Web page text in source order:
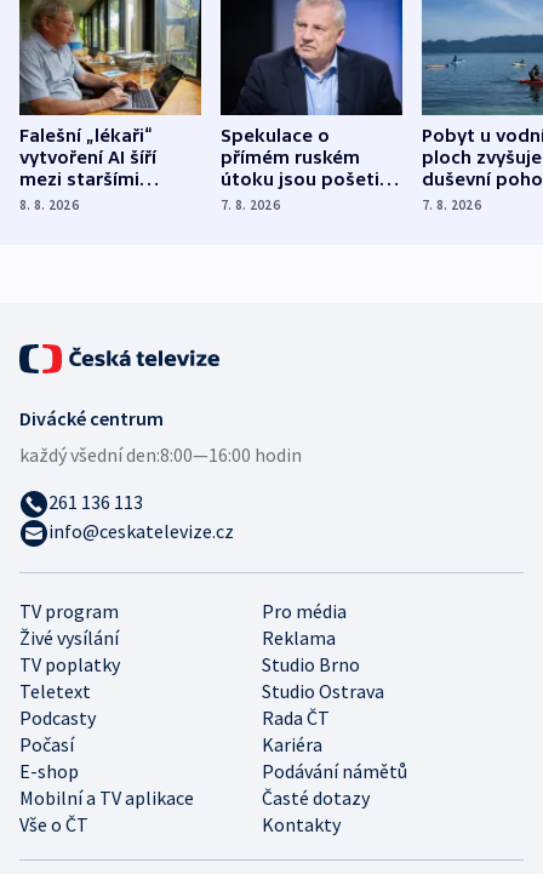
Falešní „lékaři“
vytvoření AI šíří
mezi staršími
Poláky nebezpečné
8. 8. 2026
Spekulace o
přímém ruském
útoku jsou pošetilé,
míní estonský
7. 8. 2026
Pobyt u
ploch zvyšuje
duševní
ukázala
7. 8. 2026
TV program
Pro média
Živé vysílání
Reklama
TV poplatky
Studio Brno
Teletext
Studio Ostrava
Podcasty
Rada ČT
Počasí
Kariéra
E-shop
Podávání námětů
Mobilní a TV aplikace
Časté dotazy
Vše o ČT
Kontakty
Divácké centrum
každý všední den:8:00—16:00 hodin
261 136 113
info@ceskatelevize.cz